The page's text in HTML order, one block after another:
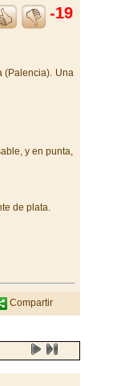
-19
(Palencia). Una
y en punta,
de plata.
Compartir